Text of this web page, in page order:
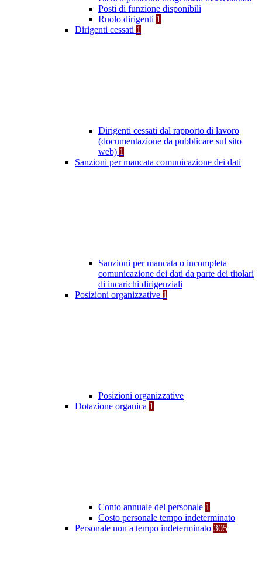
Posti di funzione disponibili
Ruolo dirigenti 1
Dirigenti cessati 1
Dirigenti cessati dal rapporto di lavoro
(documentazione da pubblicare sul sito
web) 1
Sanzioni per mancata comunicazione dei dati
Sanzioni per mancata o incompleta
comunicazione dei dati da parte dei titolari
di incarichi dirigenziali
Posizioni organizzative 1
Posizioni organizzative
Dotazione organica 1
Conto annuale del personale 1
Costo personale tempo indeterminato
Personale non a tempo indeterminato 305